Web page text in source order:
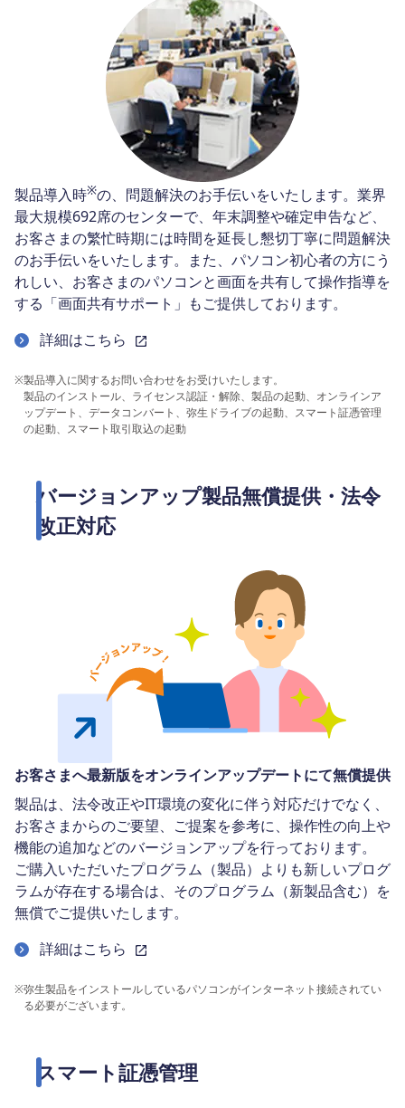
製品導入時※の、問題解決のお手伝いをいたします。業界
最大規模692席のセンターで、年末調整や確定申告など、
お客さまの繁忙時期には時間を延長し懇切丁寧に問題解決
のお手伝いをいたします。また、パソコン初心者の方にう
れしい、お客さまのパソコンと画面を共有して操作指導を
する「画面共有サポート」もご提供しております。
詳細はこちら
※製品導入に関するお問い合わせをお受けいたします。
製品のインストール、ライセンス認証・解除、製品の起動、オンラインア
ップデート、データコンバート、弥生ドライブの起動、スマート証憑管理
の起動、スマート取引取込の起動
バージョンアップ製品無償提供・法令
改正対応
お客さまへ最新版をオンラインアップデートにて無償提供
製品は、法令改正やIT環境の変化に伴う対応だけでなく、
お客さまからのご要望、ご提案を参考に、操作性の向上や
機能の追加などのバージョンアップを行っております。
ご購入いただいたプログラム（製品）よりも新しいプログ
ラムが存在する場合は、そのプログラム（新製品含む）を
無償でご提供いたします。
詳細はこちら
※弥生製品をインストールしているパソコンがインターネット接続されてい
る必要がございます。
スマート証憑管理